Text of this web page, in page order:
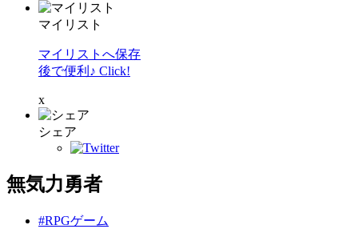
マイリスト
マイリストへ保存
後で便利♪ Click!
x
シェア
無気力勇者
#RPGゲーム